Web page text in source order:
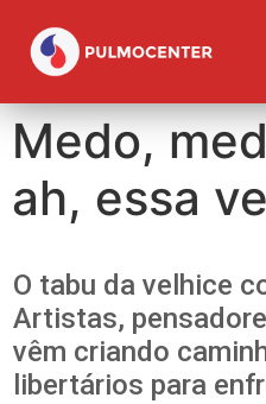
Medo,
ah, essa
O tabu da velhice
Artistas,
vêm criando
libertários para